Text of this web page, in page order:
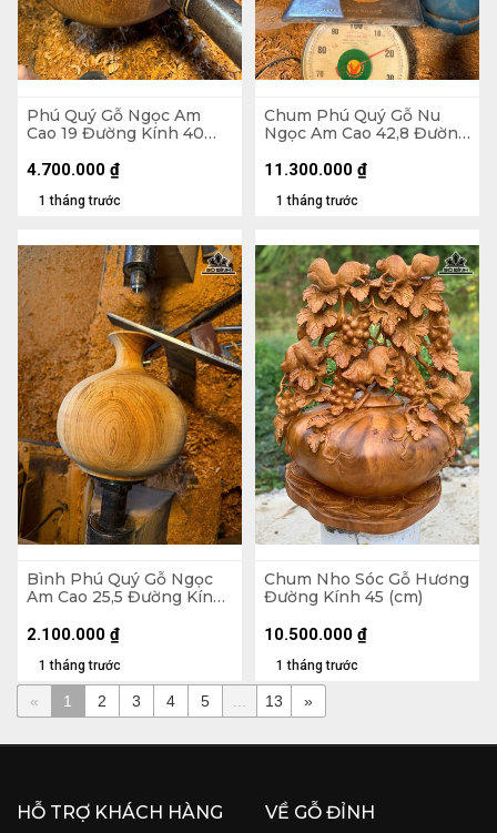
Phú Quý Gỗ Ngọc Am
Cao 19 Đường Kính 40
1 tháng trước
4.700.000 ₫
Chum Phú Quý Gỗ Nu
Ngọc Am Cao 42,8 Đường
1 tháng trước
11.300.000 ₫
Bình Phú Quý Gỗ Ngọc
Am Cao 25,5 Đường Kính
1 tháng trước
2.100.000 ₫
Chum Nho Sóc Gỗ Hương
Đường Kính 45 (cm)
1 tháng trước
10.500.000 ₫
« 1 2 3 4 5 13 »
HỖ TRỢ KHÁCH HÀNG VỀ GỖ ĐỈNH